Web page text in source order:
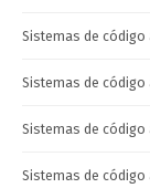
Sistemas de
Sistemas de código
Sistemas de
Sistemas de código